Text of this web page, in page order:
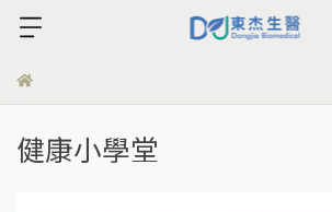
健康小學堂